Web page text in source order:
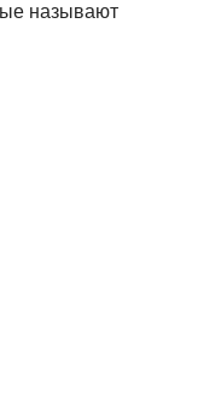
называют